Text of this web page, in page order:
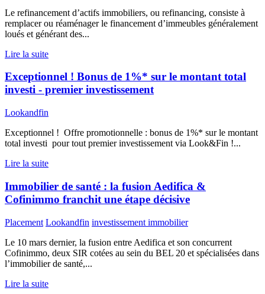
Le refinancement d’actifs immobiliers, ou refinancing, consiste à
remplacer ou réaménager le financement d’immeubles généralement
loués et générant des...
Lire la suite
Exceptionnel ! Bonus de 1%* sur le montant total
investi - premier investissement
Lookandfin
Exceptionnel ! Offre promotionnelle : bonus de 1%* sur le montant
total investi pour tout premier investissement via Look&Fin !...
Lire la suite
Immobilier de santé : la fusion Aedifica &
Cofinimmo franchit une étape décisive
Placement Lookandfin investissement immobilier
Le 10 mars dernier, la fusion entre Aedifica et son concurrent
Cofinimmo, deux SIR cotées au sein du BEL 20 et spécialisées dans
l’immobilier de santé,...
Lire la suite